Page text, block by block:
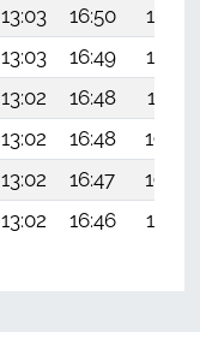
13:03 16:50
19:54
13:03 16:49
19:53
13:02 16:48
19:51
13:02 16:48
19:50
13:02 16:47
19:48
13:02 16:46 19:47